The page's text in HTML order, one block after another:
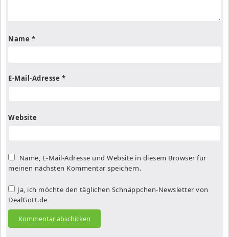
Name *
E-Mail-Adresse *
Website
Name, E-Mail-Adresse und Website in diesem Browser für
meinen nächsten Kommentar speichern.
Ja, ich möchte den täglichen Schnäppchen-Newsletter von
DealGott.de